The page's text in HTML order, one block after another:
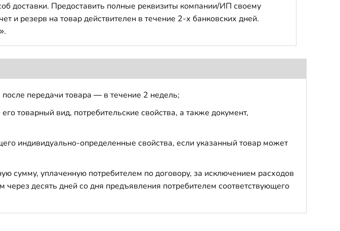
доставки. Предоставить полные реквизиты компании/ИП своему
и резерв на товар действителен в течение 2-х банковских дней.
передачи товара — в течение 2 недель;
товарный вид, потребительские свойства, а также документ,
индивидуально-определенные свойства, если указанный товар может
сумму, уплаченную потребителем по договору, за исключением расходов
десять дней со дня предъявления потребителем соответствующего